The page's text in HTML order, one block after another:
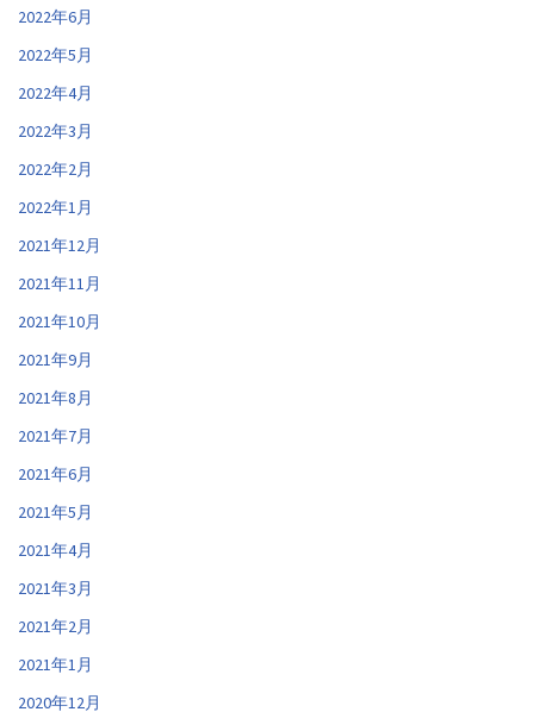
2022年6月
2022年5月
2022年4月
2022年3月
2022年2月
2022年1月
2021年12月
2021年11月
2021年10月
2021年9月
2021年8月
2021年7月
2021年6月
2021年5月
2021年4月
2021年3月
2021年2月
2021年1月
2020年12月